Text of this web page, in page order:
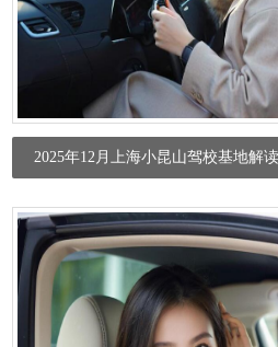
2025年12月上海小昆山驾校基地解